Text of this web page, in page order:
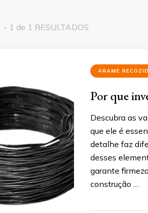
- 1 de 1 RESULTADOS
ARAME
Por que
Descubra as
que ele é
detalhe faz
desses
garante
construção …